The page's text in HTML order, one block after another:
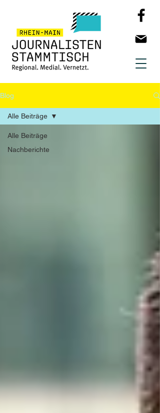
Blog
Alle Beiträge
Nachberichte
Alle Beiträge